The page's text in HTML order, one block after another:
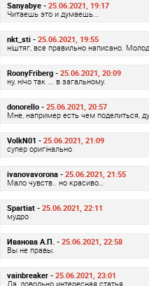
Sanyabye - 25.06.2021, 19:17
Читаешь это и думаешь...
nkt_sti - 25.06.2021, 19:55
ніштяг, все правильно написано.
RoonyFriberg - 25.06.2021, 20:09
ну, нічо так ... в загальному.
donorello - 25.06.2021, 20:57
Мне, например есть чем поделиться,
VolkN01 - 25.06.2021, 21:09
супер оригінально
ivanovavorona - 25.06.2021, 21:55
Мало чувств.. но красиво…
Spartiat - 25.06.2021, 22:11
мудро
Иванова А.П. - 25.06.2021, 22:58
Вы не правы.
vainbreaker - 25.06.2021, 23:01
Да, довольно интересная статья.